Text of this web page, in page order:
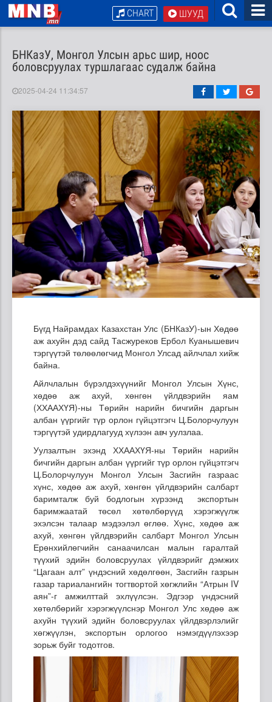
ШУУД
CHART
БНКазУ, Монгол Улсын арьс шир, ноос
боловсруулах туршлагаас судалж байна
2025-04-24 11:34:57
Бүгд Найрамдах Казахстан Улс (БНКазУ)-ын Хөдөө
аж ахуйн дэд сайд Тасжуреков Ербол Куанышевич
тэргүүтэй төлөөлөгчид Монгол Улсад айлчлал хийж
байна.
Айлчлалын бүрэлдэхүүнийг Монгол Улсын Хүнс,
хөдөө аж ахуй, хөнгөн үйлдвэрийн яам
(ХХААХҮЯ)-ны Төрийн нарийн бичгийн даргын
албан үүргийг түр орлон гүйцэтгэгч Ц.Болорчулуун
тэргүүтэй удирдлагууд хүлээн авч уулзлаа.
Уулзалтын эхэнд ХХААХҮЯ-ны Төрийн нарийн
бичгийн даргын албан үүргийг түр орлон гүйцэтгэгч
Ц.Болорчулуун Монгол Улсын Засгийн газраас
хүнс, хөдөө аж ахуй, хөнгөн үйлдвэрийн салбарт
баримталж буй бодлогын хүрээнд экспортын
баримжаатай төсөл хөтөлбөрүүд хэрэгжүүлж
эхэлсэн талаар мэдээлэл өглөө. Хүнс, хөдөө аж
ахуй, хөнгөн үйлдвэрийн салбарт Монгол Улсын
Ерөнхийлөгчийн санаачилсан малын гаралтай
түүхий эдийн боловсруулах үйлдвэрийг дэмжих
“Цагаан алт” үндэсний хөдөлгөөн, Засгийн газрын
газар тариалангийн тогтвортой хөгжлийн “Атрын IV
аян”-г амжилттай эхлүүлсэн. Эдгээр үндэсний
хөтөлбөрийг хэрэгжүүлснэр Монгол Улс хөдөө аж
ахуйн түүхий эдийн боловсруулах үйлдвэрлэлийг
хөгжүүлэн, экспортын орлогоо нэмэгдүүлэхээр
зорьж буйг тодотгов.